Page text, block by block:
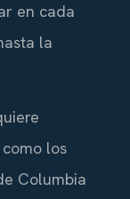
en cada
la
los
Columbia